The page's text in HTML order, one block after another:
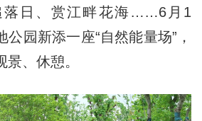
日、赏江畔花海……6月1
公园新添一座“自然能量场”，
、休憩。